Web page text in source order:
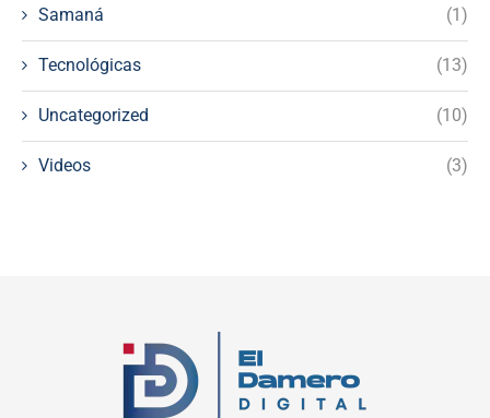
Samaná (1)
Tecnológicas (13)
Uncategorized (10)
Videos (3)